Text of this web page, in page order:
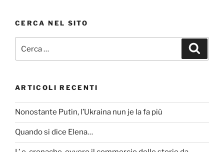
CERCA NEL SITO
ARTICOLI RECENTI
Nonostante Putin, l’Ukraina nun je la fa più
Quando si dice Elena…